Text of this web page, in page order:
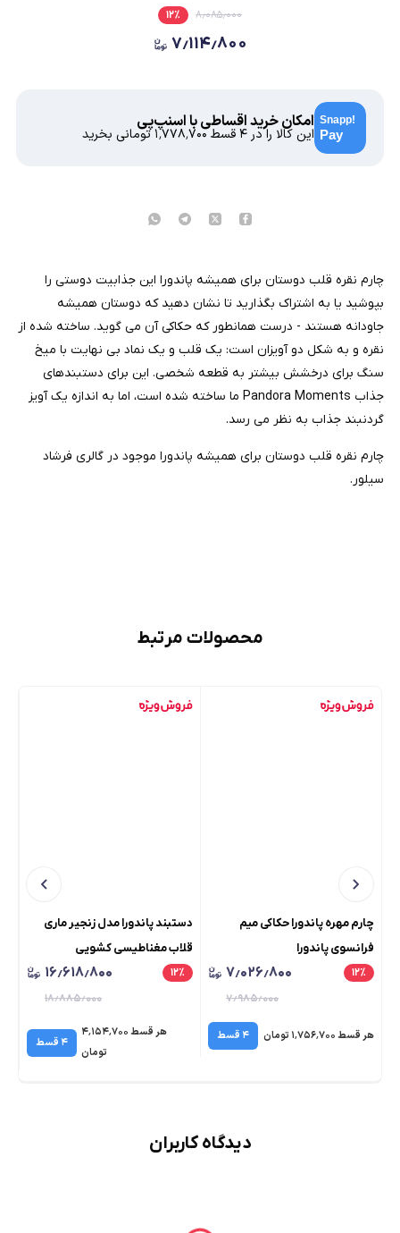
۸٫۰۸۵٫۰۰۰ ۱۲٪
۷٫۱۱۴٫۸۰۰
امکان خرید اقساطی با اسنپ‌پی
این کالا را در ۴ قسط ۱٬۷۷۸٬۷۰۰تومانی بخرید
چارم نقره قلب دوستان برای همیشه پاندورا این جذابیت دوستی را
بپوشید یا به اشتراک بگذارید تا نشان دهید که دوستان همیشه
جاودانه هستند - درست همانطور که حکاکی آن می گوید. ساخته شده از
نقره و به شکل دو آویزان است: یک قلب و یک نماد بی نهایت با میخ
سنگ برای درخشش بیشتر به قطعه شخصی. این برای دستبندهای
جذاب Pandora Moments ما ساخته شده است، اما به اندازه یک آویز
گردنبند جذاب به نظر می رسد.
چارم نقره قلب دوستان برای همیشه پاندورا موجود در گالری فرشاد
سیلور.
محصولات مرتبط
چارم مهره پاندورا حکاکی میم
فرانسوی پاندورا
۱۲٪ ۷٫۰۲۶٫۸۰۰
۷٫۹۸۵٫۰۰۰
هر قسط ۱٬۷۵۶٬۷۰۰ تومان ۴ قسط
دستبند پاندورا مدل زنجیر ماری
قلاب مغناطیسی کشویی
۱۲٪ ۱۶٫۶۱۸٫۸۰۰
۱۸٫۸۸۵٫۰۰۰
هر قسط ۴٬۱۵۴٬۷۰۰
تومان
۴ قسط
دیدگاه کاربران